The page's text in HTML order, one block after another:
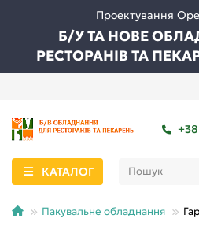
Проектування
Б/У ТА НОВЕ
РЕСТОРАНІВ ТА
КАТАЛОГ
Пакувальне обладнання